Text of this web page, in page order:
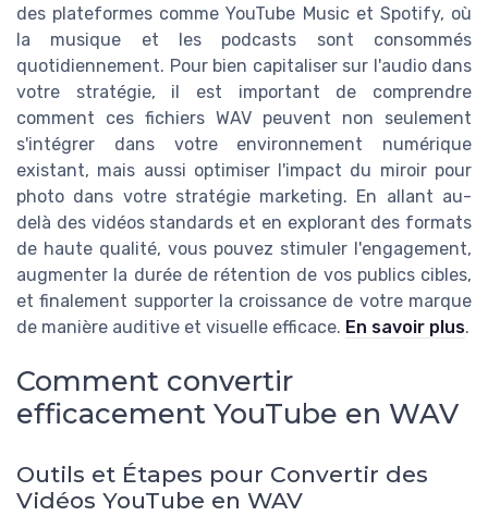
des plateformes comme YouTube Music et Spotify, où
la musique et les podcasts sont consommés
quotidiennement. Pour bien capitaliser sur l'audio dans
votre stratégie, il est important de comprendre
comment ces fichiers WAV peuvent non seulement
s'intégrer dans votre environnement numérique
existant, mais aussi optimiser l'impact du miroir pour
photo dans votre stratégie marketing. En allant au-
delà des vidéos standards et en explorant des formats
de haute qualité, vous pouvez stimuler l'engagement,
augmenter la durée de rétention de vos publics cibles,
et finalement supporter la croissance de votre marque
de manière auditive et visuelle efficace. En savoir plus.
Comment convertir
efficacement YouTube en WAV
Outils et Étapes pour Convertir des
Vidéos YouTube en WAV